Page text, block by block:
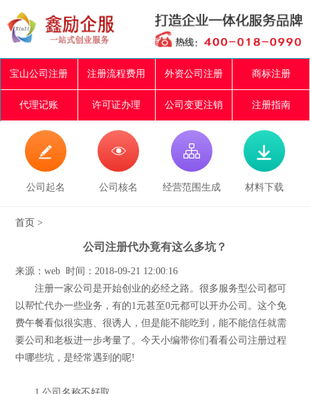
宝山公司注册 注册流程费用 外资公司注册 商标注册
代理记账 许可证办理 公司变更注销 注册指南

公司起名

公司核名

经营范围生成

材料下载
首页 >
公司注册代办竟有这么多坑？
来源：web 时间：2018-09-21 12:00:16
注册一家公司是开始创业的必经之路。很多服务型公司都可
以帮忙代办一些业务，有的1元甚至0元都可以开办公司。这个免
费午餐看似很实惠、很诱人，但是能不能吃到，能不能信任就需
要公司和老板进一步考量了。今天小编带你们看看公司注册过程
中哪些坑，是经常遇到的呢!